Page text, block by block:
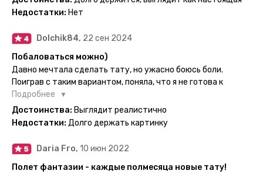
рекомендую, буду заказывать ещё))
временные татуировки и в случае если одна не понравится
больше ничего и не нужно.
Недостатки: Нет
Dolchik84, 22 сен 2024
Побаловаться можно)
Давно мечтала сделать тату, но ужасно боюсь боли.
Поиграв с таким вариантом, поняла, что я не готова к
постоянной тату. Поэтому благодарю, что есть такая
возможность. Муж смог сделать тату в нескольких местах
одной картинкой).
Подробнее
Достоинства: Выглядит реалистично
Недостатки: Долго держать картинку
Daria Fro, 10 июн 2022
Полет фантазии - каждые полмесяца новые тату!